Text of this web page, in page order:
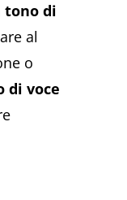
tono di
al
o
di voce